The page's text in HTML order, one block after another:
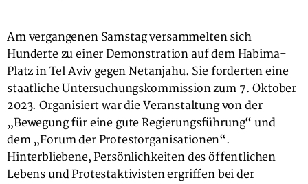
Am vergangenen Samstag versammelten sich
Hunderte zu einer Demonstration auf dem Habima-
Platz in Tel Aviv gegen Netanjahu. Sie forderten eine
staatliche Untersuchungskommission zum 7. Oktober
2023. Organisiert war die Veranstaltung von der
„Bewegung für eine gute Regierungsführung“ und
dem „Forum der Protestorganisationen“.
Hinterbliebene, Persönlichkeiten des öffentlichen
Lebens und Protestaktivisten ergriffen bei der